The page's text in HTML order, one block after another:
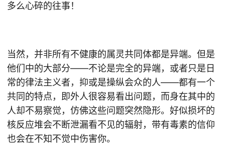
多么心碎的往事！
当然，并非所有不健康的属灵共同体都是异端。但是
他们中的大部分——不论是完全的异端，或者只是日
常的律法主义者，抑或是操纵会众的人——都有一个
共同的特点，即外人很容易看出问题，而身在其中的
人却不易察觉，仿佛这些问题突然隐形。好似损坏的
核反应堆会不断泄漏看不见的辐射，带有毒素的信仰
也会在不知不觉中伤害你。